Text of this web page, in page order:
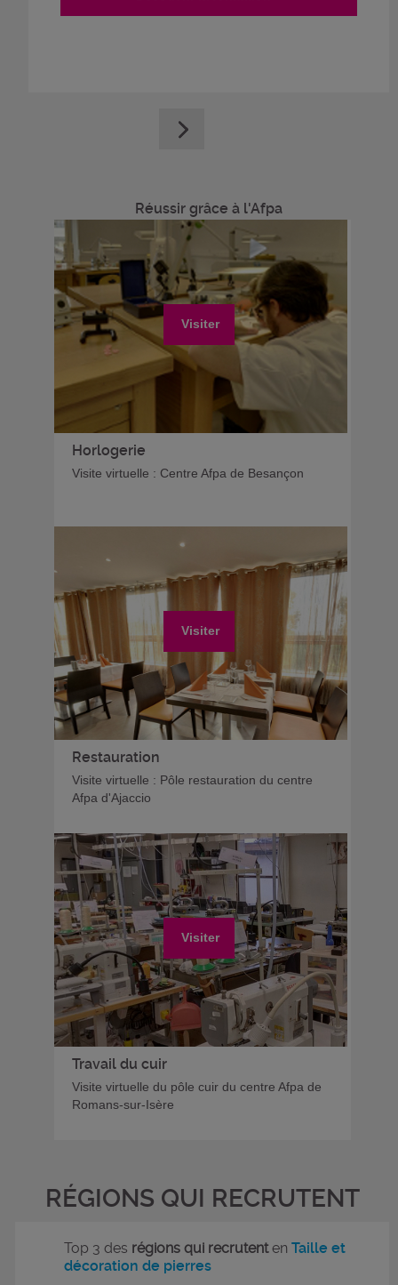
Réussir grâce à l'Afpa
Visiter
Horlogerie
Visite virtuelle : Centre Afpa de Besançon
Visiter
Restauration
Visite virtuelle : Pôle restauration du centre
Afpa d'Ajaccio
Visiter
Travail du cuir
Visite virtuelle du pôle cuir du centre Afpa de
Romans-sur-Isère
RÉGIONS QUI RECRUTENT
Top 3 des régions qui recrutentenTaille et
décoration de pierres